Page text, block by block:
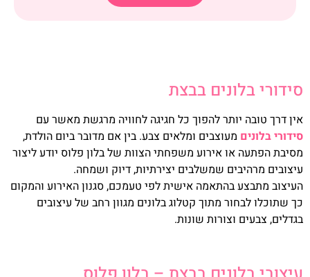
סידורי בלונים בבצת
אין דרך טובה יותר להפוך כל חגיגה לחוויה מרגשת מאשר עם
סידורי בלונים מעוצבים ומלאים צבע. בין אם מדובר ביום הולדת,
מסיבת הפתעה או אירוע משפחתי הצוות של בלון פלוס יודע ליצור
עיצובים מרהיבים שמשלבים יצירתיות, דיוק ושמחה.
העיצוב מתבצע בהתאמה אישית לפי טעמכם, סגנון האירוע והמקום
כך שתוכלו לבחור מתוך קטלוג בלונים מגוון רחב של עיצובים
בגדלים, צבעים וצורות שונות.